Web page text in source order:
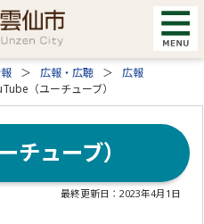
広報・広聴
広報
（ユーチューブ）
ューブ）
最終更新日：2023年4月1日